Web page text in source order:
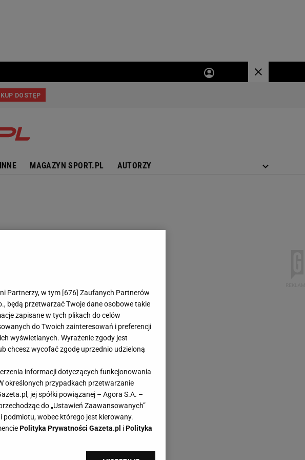
INNE MAGAZYN SPORT.PL AUTORZY
Partnerzy, w tym [676] Zaufanych Partnerów
będą przetwarzać Twoje dane osobowe takie
zapisane w tych plikach do celów
do Twoich zainteresowań i preferencji
wyświetlanych. Wyrażenie zgody jest
chcesz wycofać zgodę uprzednio udzieloną
informacji dotyczących funkcjonowania
określonych przypadkach przetwarzanie
jej spółki powiązanej – Agora S.A. –
do „Ustawień Zaawansowanych”
wobec którego jest kierowany.
Polityka Prywatności Gazeta.pl iPolityka